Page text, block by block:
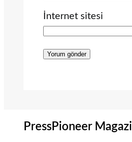
İnternet sitesi
PressPioneer